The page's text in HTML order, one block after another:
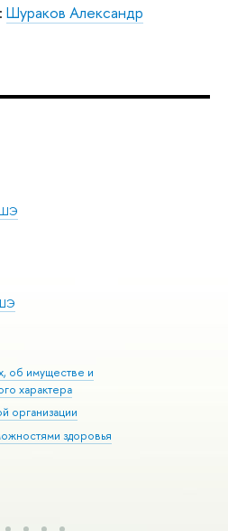
Шураков Александр
об имуществе и
характера
организации
здоровья